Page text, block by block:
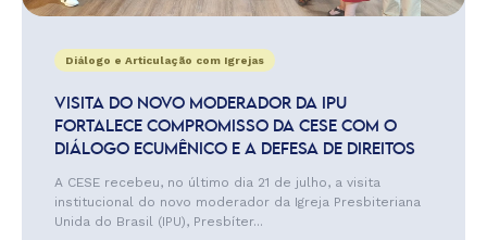
Diálogo e Articulação com Igrejas
VISITA DO NOVO MODERADOR DA IPU
FORTALECE COMPROMISSO DA CESE COM O
DIÁLOGO ECUMÊNICO E A DEFESA DE DIREITOS
A CESE recebeu, no último dia 21 de julho, a visita
institucional do novo moderador da Igreja Presbiteriana
Unida do Brasil (IPU), Presbíter...